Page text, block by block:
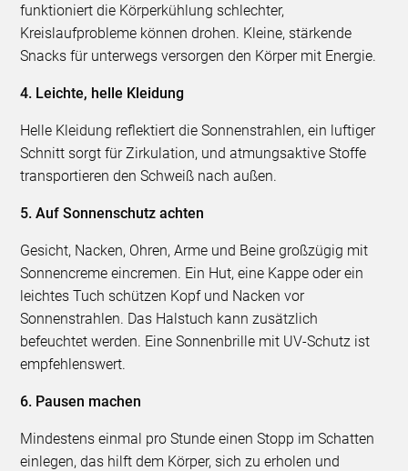
funktioniert die Körperkühlung schlechter,
Kreislaufprobleme können drohen. Kleine, stärkende
Snacks für unterwegs versorgen den Körper mit Energie.
4. Leichte, helle Kleidung
Helle Kleidung reflektiert die Sonnenstrahlen, ein luftiger
Schnitt sorgt für Zirkulation, und atmungsaktive Stoffe
transportieren den Schweiß nach außen.
5. Auf Sonnenschutz achten
Gesicht, Nacken, Ohren, Arme und Beine großzügig mit
Sonnencreme eincremen. Ein Hut, eine Kappe oder ein
leichtes Tuch schützen Kopf und Nacken vor
Sonnenstrahlen. Das Halstuch kann zusätzlich
befeuchtet werden. Eine Sonnenbrille mit UV-Schutz ist
empfehlenswert.
6. Pausen machen
Mindestens einmal pro Stunde einen Stopp im Schatten
einlegen, das hilft dem Körper, sich zu erholen und